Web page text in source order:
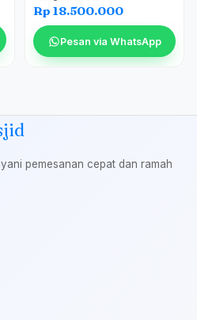
Rp 18.500.000
Pesan via WhatsApp
pemesanan cepat dan ramah